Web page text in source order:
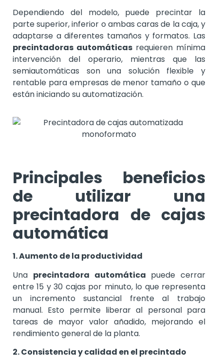
Dependiendo del modelo, puede precintar la
parte superior, inferior o ambas caras de la caja, y
adaptarse a diferentes tamaños y formatos. Las
precintadoras automáticas requieren mínima
intervención del operario, mientras que las
semiautomáticas son una solución flexible y
rentable para empresas de menor tamaño o que
están iniciando su automatización.
Principales beneficios
de utilizar una
precintadora de cajas
automática
1. Aumento de la productividad
Una precintadora automática puede cerrar
entre 15 y 30 cajas por minuto, lo que representa
un incremento sustancial frente al trabajo
manual. Esto permite liberar al personal para
tareas de mayor valor añadido, mejorando el
rendimiento general de la planta.
2. Consistencia y calidad en el precintado